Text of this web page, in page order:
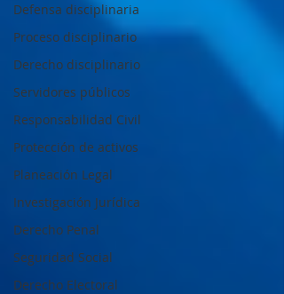
Defensa disciplinaria
Proceso disciplinario
Derecho disciplinario
Servidores públicos
Responsabilidad Civil
Protección de activos
Planeación Legal
Investigación Jurídica
Derecho Penal
Seguridad Social
Derecho Electoral